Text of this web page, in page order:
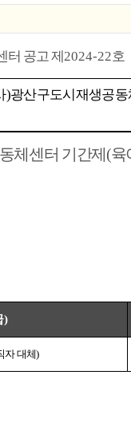
터 공고 제2024-22호
)광산구도시재생공
체센터 기간제 (육
)
자 대체)